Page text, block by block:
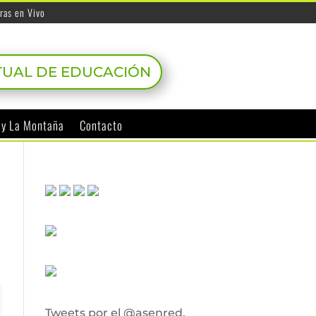
en Vivo
DE EDUCACIÓN
La Montaña Contacto
Tweets por el @asenred.